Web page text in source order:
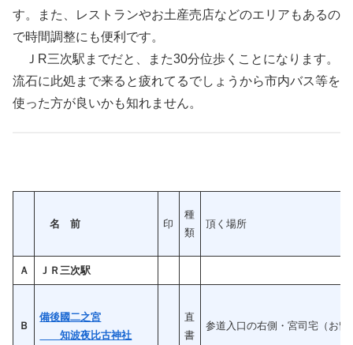
す。また、レストランやお土産売店などのエリアもあるの
で時間調整にも便利です。
ＪR三次駅までだと、また30分位歩くことになります。
流石に此処まで来ると疲れてるでしょうから市内バス等を
使った方が良いかも知れません。
名 前 印
種
類
頂く場所
Ａ ＪＲ三次駅
Ｂ
備後國二之宮
知波夜比古神社
直
書
参道入口の右側・宮司宅（お留